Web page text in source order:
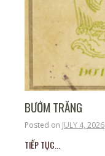
BƯỚM TRẮNG
Posted on JULY 4, 2026
TIẾP TỤC...